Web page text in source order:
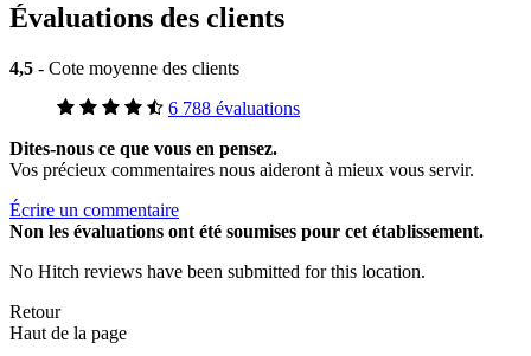
Évaluations des clients
4,5 - Cote moyenne des clients
6 788 évaluations
Dites-nous ce que vous en pensez.
Vos précieux commentaires nous aideront à mieux vous servir.
Écrire un commentaire
Non les évaluations ont été soumises pour cet établissement.
No Hitch reviews have been submitted for this location.
Retour
Haut de la page